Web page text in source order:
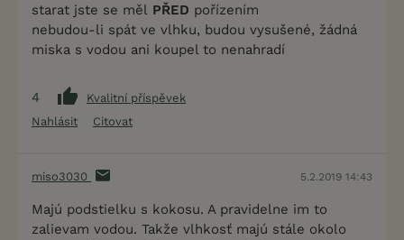
starat jste se měl PŘED pořízením
nebudou-li spát ve vlhku, budou vysušené, žádná
miska s vodou ani koupel to nenahradí
4
Kvalitní příspěvek
Nahlásit
Citovat
miso3030 5.2.2019 14:43
Majú podstielku s kokosu. A pravidelne im to
zalievam vodou. Takže vlhkosť majú stále okolo